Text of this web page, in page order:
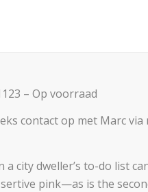
– Op voorraad
contact op met Marc via
city dweller’s to-do list
pink—as is the